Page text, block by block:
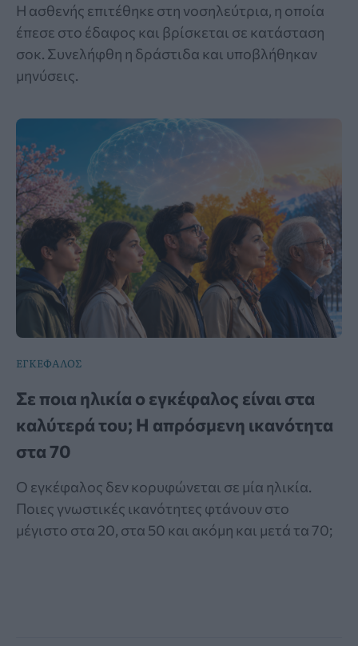
Η ασθενής επιτέθηκε στη νοσηλεύτρια, η οποία
έπεσε στο έδαφος και βρίσκεται σε κατάσταση
σοκ. Συνελήφθη η δράστιδα και υποβλήθηκαν
μηνύσεις.
ΕΓΚΕΦΑΛΟΣ
Σε ποια ηλικία ο εγκέφαλος είναι στα
καλύτερά του; Η απρόσμενη ικανότητα
στα 70
Ο εγκέφαλος δεν κορυφώνεται σε μία ηλικία.
Ποιες γνωστικές ικανότητες φτάνουν στο
μέγιστο στα 20, στα 50 και ακόμη και μετά τα 70;